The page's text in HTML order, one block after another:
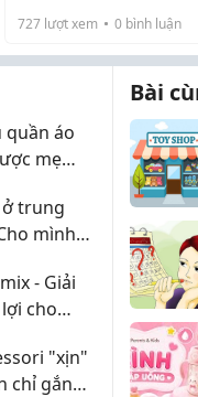
sinh
727 lượt xem 0 bình luận
áo
mẹ
trung
mình
- Giải
cho
"xịn"
chỉ gắn
Bài